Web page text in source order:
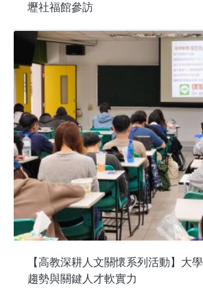
壢社福館參訪
【高教深耕人文關懷系列活動】大
趨勢與關鍵人才軟實力